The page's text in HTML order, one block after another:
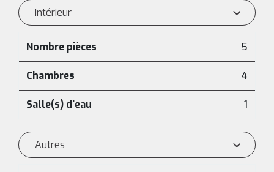
Intérieur
Nombre pièces 5
Chambres 4
Salle(s) d'eau 1
Autres